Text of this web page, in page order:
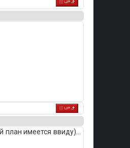
имеется ввиду)...